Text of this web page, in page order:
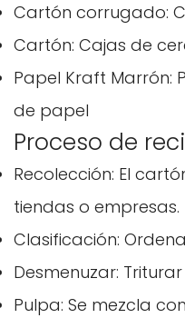
Cartón corrugado:
Cartón: Cajas de
Papel Kraft Marrón:
de papel
Proceso de
Recolección: El
tiendas o empresas.
Clasificación:
Desmenuzar:
Pulpa: Se mezcla